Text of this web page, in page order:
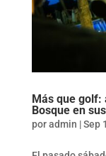
Más que golf:
Bosque en
poradmin |Sep